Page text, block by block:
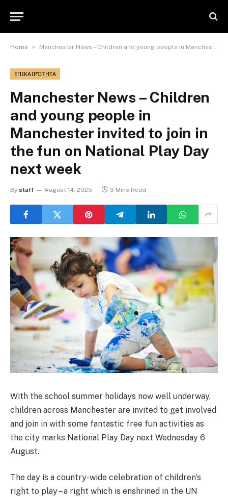
Home » Manchester News – Children and young people in Manchester invited to join in the fun on National Play Day next week
ΕΠΙΚΑΙΡΌΤΗΤΑ
Manchester News – Children
and young people in
Manchester invited to join in
the fun on National Play Day
next week
By staff August 14, 2025 3 Mins Read
With the school summer holidays now well underway,
children across Manchester are invited to get involved
and join in with some fantastic free fun activities as
the city marks National Play Day next Wednesday 6
August.
The day is a country-wide celebration of children’s
right to play – a right which is enshrined in the UN